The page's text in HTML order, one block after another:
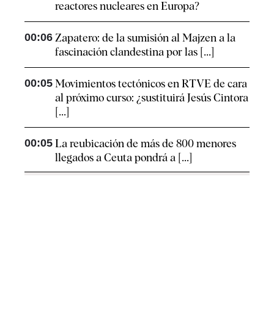
reactores nucleares en Europa?
00:06 Zapatero: de la sumisión al Majzen a la
fascinación clandestina por las [...]
00:05 Movimientos tectónicos en RTVE de cara
al próximo curso: ¿sustituirá Jesús Cintora
[...]
00:05 La reubicación de más de 800 menores
llegados a Ceuta pondrá a [...]